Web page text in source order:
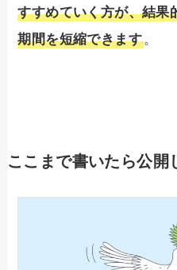
すすめていく方が、結果
期間を短縮できます。
ここまで書いたら公